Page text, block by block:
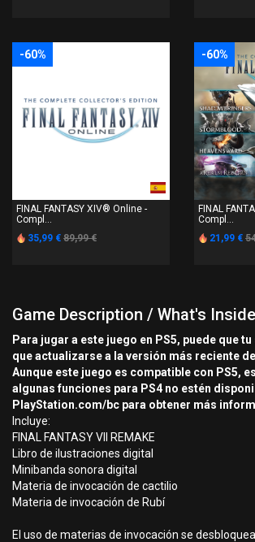
-60%
PS4
FINAL FANTASY XIV® Online -
Compl...
35,99 € 89,99 €
-60%
FINAL
Compl...
21,99 €
Game Description / What's Inside
Para jugar a este juego en PS5, puede que
que actualizarse a la versión más reciente
Aunque este juego es compatible con PS5,
algunas funciones para PS4 no estén
PlayStation.com/bc para obtener más
Incluye:
FINAL FANTASY VII REMAKE
Libro de ilustraciones digital
Minibanda sonora digital
Materia de invocación de cactilio
Materia de invocación de Rubí
El uso de materias de invocación se